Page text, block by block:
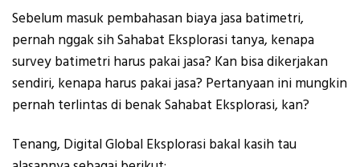
Sebelum masuk pembahasan biaya jasa batimetri,
pernah nggak sih Sahabat Eksplorasi tanya, kenapa
survey batimetri harus pakai jasa? Kan bisa dikerjakan
sendiri, kenapa harus pakai jasa? Pertanyaan ini mungkin
pernah terlintas di benak Sahabat Eksplorasi, kan?
Tenang, Digital Global Eksplorasi bakal kasih tau